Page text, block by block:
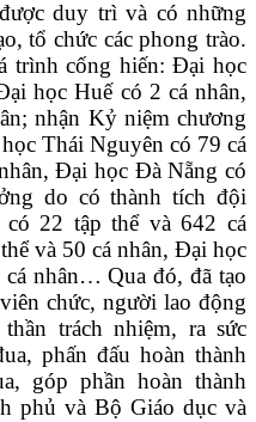
duy trì và có những
tổ chức các phong trào.
trình cống hiến: Đại học
học Huế có 2 cá nhân,
nhận Kỷ niệm chương
Thái Nguyên có 79 cá
Đại học Đà Nẵng có
do có thành tích đội
22 tập thể và 642 cá
và 50 cá nhân, Đại học
nhân… Qua đó, đã tạo
chức, người lao động
trách nhiệm, ra sức
phấn đấu hoàn thành
góp phần hoàn thành
phủ và Bộ Giáo dục và